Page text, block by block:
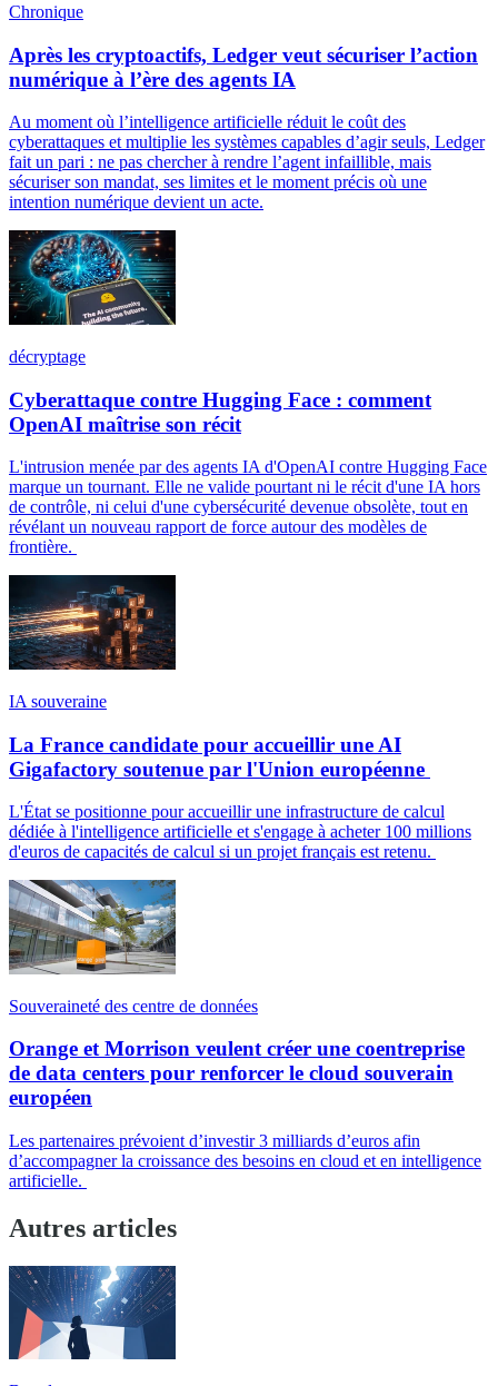
Chronique
Après les cryptoactifs, Ledger veut sécuriser l’action
numérique à l’ère des agents IA
Au moment où l’intelligence artificielle réduit le coût des
cyberattaques et multiplie les systèmes capables d’agir seuls, Ledger
fait un pari : ne pas chercher à rendre l’agent infaillible, mais
sécuriser son mandat, ses limites et le moment précis où une
intention numérique devient un acte.
décryptage
Cyberattaque contre Hugging Face : comment
OpenAI maîtrise son récit
L'intrusion menée par des agents IA d'OpenAI contre Hugging Face
marque un tournant. Elle ne valide pourtant ni le récit d'une IA hors
de contrôle, ni celui d'une cybersécurité devenue obsolète, tout en
révélant un nouveau rapport de force autour des modèles de
frontière.
IA souveraine
La France candidate pour accueillir une AI
Gigafactory soutenue par l'Union européenne
L'État se positionne pour accueillir une infrastructure de calcul
dédiée à l'intelligence artificielle et s'engage à acheter 100 millions
d'euros de capacités de calcul si un projet français est retenu.
Souveraineté des centre de données
Orange et Morrison veulent créer une coentreprise
de data centers pour renforcer le cloud souverain
européen
Les partenaires prévoient d’investir 3 milliards d’euros afin
d’accompagner la croissance des besoins en cloud et en intelligence
artificielle.
Autres articles